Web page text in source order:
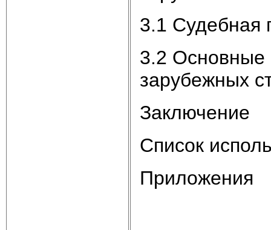
3.1 Судебная
3.2 Основные
зарубежных
Заключение
Список
Приложения